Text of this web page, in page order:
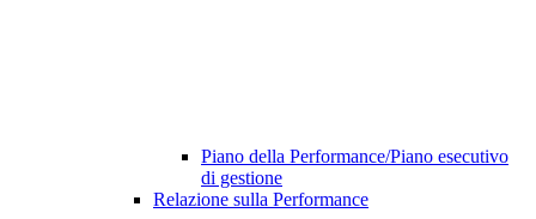
Piano della Performance/Piano esecutivo
di gestione
Relazione sulla Performance